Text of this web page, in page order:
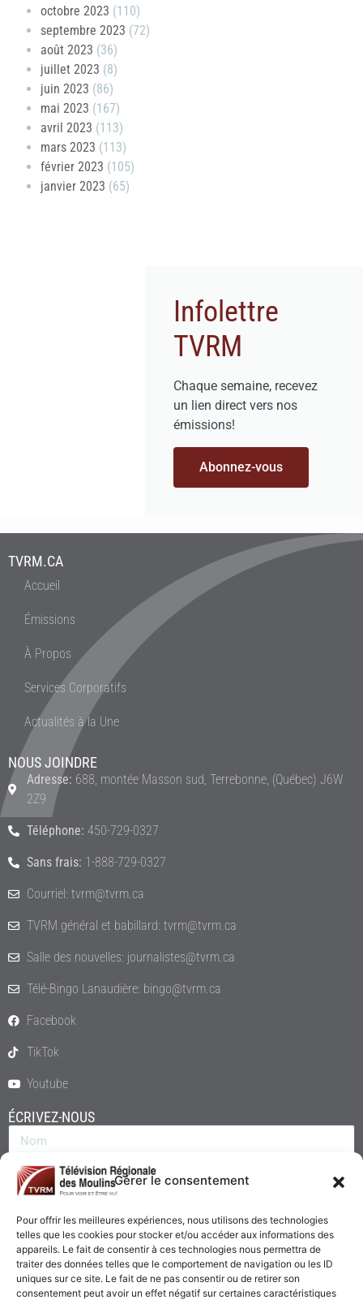
Gérer le consentement
Pour offrir les meilleures expériences, nous utilisons des technologies
telles que les cookies pour stocker et/ou accéder aux informations des
appareils. Le fait de consentir à ces technologies nous permettra de
traiter des données telles que le comportement de navigation ou les ID
uniques sur ce site. Le fait de ne pas consentir ou de retirer son
consentement peut avoir un effet négatif sur certaines caractéristiques
octobre 2023 (110)
septembre 2023 (72)
août 2023 (36)
juillet 2023 (8)
juin 2023 (86)
mai 2023 (167)
avril 2023 (113)
mars 2023 (113)
février 2023 (105)
janvier 2023 (65)
Infolettre
TVRM
Chaque semaine, recevez
un lien direct vers nos
émissions!
Abonnez-vous
TVRM.CA
Accueil
Émissions
À Propos
Services Corporatifs
Actualités à la Une
NOUS JOINDRE
Adresse: 688, montée Masson sud, Terrebonne, (Québec) J6W
2Z9
Téléphone: 450-729-0327
Sans frais: 1-888-729-0327
Courriel: tvrm@tvrm.ca
TVRM général et babillard: tvrm@tvrm.ca
Salle des nouvelles: journalistes@tvrm.ca
Télé-Bingo Lanaudière: bingo@tvrm.ca
Facebook
TikTok
Youtube
ÉCRIVEZ-NOUS